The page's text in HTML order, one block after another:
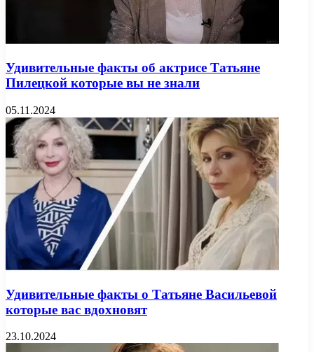
Удивительные факты об актрисе Татьяне
Пилецкой которые вы не знали
05.11.2024
Удивительные факты о Татьяне Васильевой
которые вас вдохновят
23.10.2024